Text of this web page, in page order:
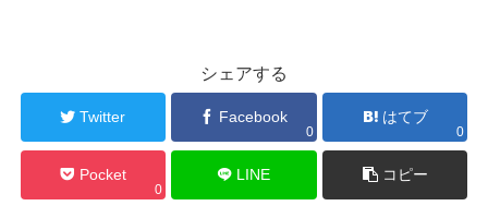
シェアする
Twitter Facebook
0
はてブ
0
Pocket
0
LINE コピー